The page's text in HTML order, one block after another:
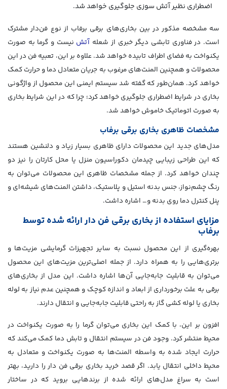
اضطراری نظیر آتش سوزی جلوگیری خواهد شد.
سه مشخصه مذکور در بین بخاری‌های برقی برفاب از نوع فن‌دار مشترک
است. در فناوری تابشی دیگر خبری از شعله آتش نیست و گرما به صورت
یکنواخت به فضای اطراف تابیده خواهد شد. علاوه بر این، تعبیه فن در این
محصولات و همچنین المنت‌های مرغوب به جریان متعادل دما و حرارت کمک
خواهد کرد. همان‌طور که گفته شد سیستم ایمنی این محصول از واژگونی
بخاری در شرایط اضطراری جلوگیری خواهد کرد؛ چرا که در این شرایط بخاری
به صورت اتوماتیک خاموش خواهد شد.
مشخصات ظاهری بخاری برقی برفاب
مدل‌های جدید این محصولات دارای ظاهری بسیار زیاد و دلنشین هستند
که این طراحی زیبایی چیدمان دکوراسیون منزل یا محل کارتان را نیز دو
چندان خواهد کرد. از جمله مشخصات ظاهری این محصولات می‌توان به
رنگ چشم‌نواز، جنس بدنه استیل و پلاستیک، داشتن المنت‌های شیشه‌ای و
پنل کنترل دما روی بدنه و… اشاره داشت.
مزایای استفاده از بخاری برقی فن دار ارائه شده توسط
برفاب
بهره‌گیری از این محصول نسبت به سایر تجهیزات گرمایشی مزیت‌ها و
برتری‌هایی را به همراه دارد. از جمله اصلی‌ترین مزیت‌های این محصول
می‌توان به قابلیت جابه‌جایی آن‌ها اشاره داشت. این مدل از بخاری‌های
برقی به علت برخورداری از ابعاد و اندازه کوچک و همچنین عدم نیاز به لوله
بخاری یا لوله کشی گاز به راحتی قابلیت جابه‌جایی و انتقال دارند.
افزون بر این، با کمک این بخاری می‌توان گرما را به صورت یکنواخت در
محیط منتشر کرد. وجود فن در سیستم انتقال و تابش دما کمک می‌کند که
حرارت ایجاد شده به واسطه المنت‌ها به صورت یکنواخت و متعادل به
محیط داخلی انتقال یابد. اگر قصد خرید بخاری برقی فن دار را دارید، بهتر
است به سراغ مدل‌های ارائه شده از برندهایی بروید که در ساختار